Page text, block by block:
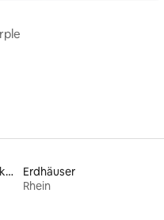
Haustierfreundliche Unterkünfte
Erdhäuser
Rhein